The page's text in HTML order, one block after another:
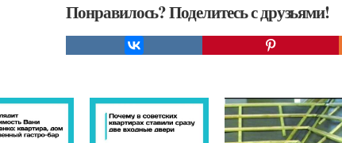
Понравилось? Поделитесь с друзьями!